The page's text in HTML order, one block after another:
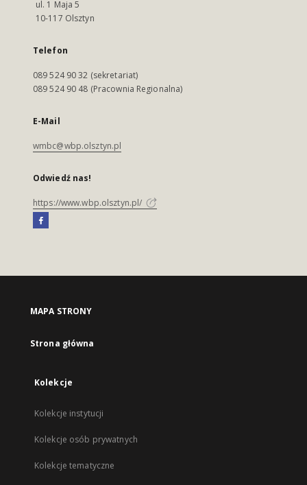
ul. 1 Maja 5
10-117 Olsztyn
Telefon
089 524 90 32 (sekretariat)
089 524 90 48 (Pracownia Regionalna)
E-Mail
wmbc@wbp.olsztyn.pl
Odwiedź nas!
https://www.wbp.olsztyn.pl/
MAPA STRONY
Strona główna
Kolekcje
Kolekcje instytucji
Kolekcje osób prywatnych
Kolekcje tematyczne